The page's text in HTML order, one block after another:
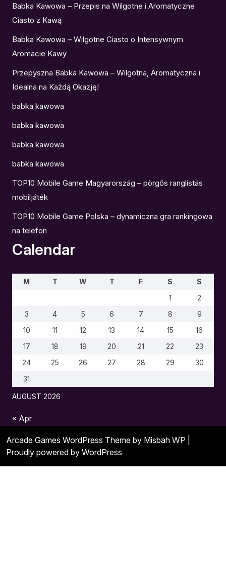
Babka Kawowa – Przepis na Wilgotne i Aromatyczne
Ciasto z Kawą
Babka Kawowa – Wilgotne Ciasto o Intensywnym
Aromacie Kawy
Przepyszna Babka Kawowa – Wilgotna, Aromatyczna i
Idealna na Każdą Okazję!
babka kawowa
babka kawowa
babka kawowa
babka kawowa
TOP10 Mobile Game Magyarország – pörgős ranglistás
mobiljáték
TOP10 Mobile Game Polska – dynamiczna gra rankingowa
na telefon
Calendar
AUGUST 2026
M T W T F S
S
1
2
3
4 5 6 7 8
9
10
11 12 13 14 15
16
17
18 19 20 21 22
23
24
25 26 27 28 29
30
31
« Apr
Arcade Games WordPress Theme by Misbah WP
Proudly powered by WordPress